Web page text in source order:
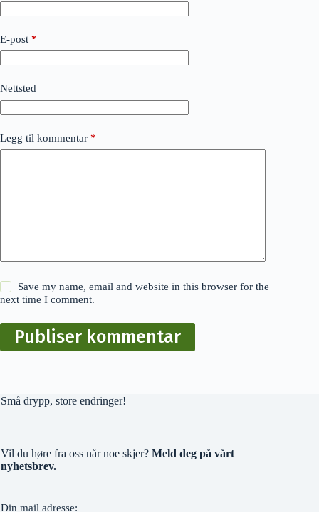
E-post *
Nettsted
Legg til kommentar *
Save my name, email and website in this browser for the
next time I comment.
Publiser kommentar
Små drypp, store endringer!
Vil du høre fra oss når noe skjer? Meld deg på vårt
nyhetsbrev.
Din mail adresse: